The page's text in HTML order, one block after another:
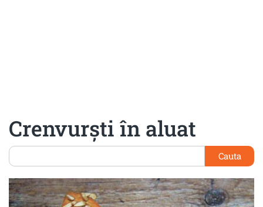
Crenvurşti în aluat
Cauta